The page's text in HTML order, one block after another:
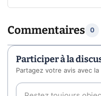
Commentaires 0
Participer à la
Partagez votre avis avec